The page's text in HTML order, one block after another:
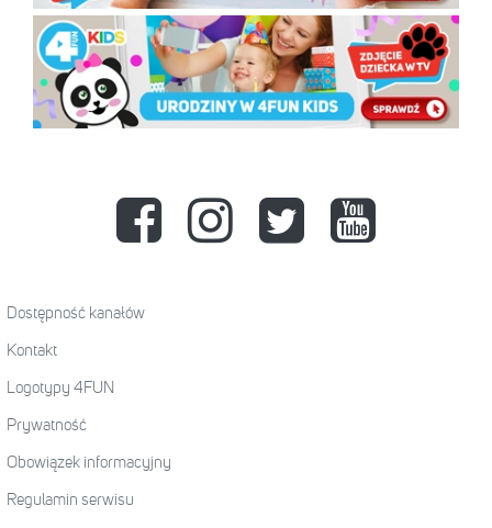
Dostępność kanałów
Kontakt
Logotypy 4FUN
Prywatność
Obowiązek informacyjny
Regulamin serwisu